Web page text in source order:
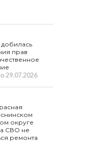
прав
29.07.2026
округе
СВО не
ремонта